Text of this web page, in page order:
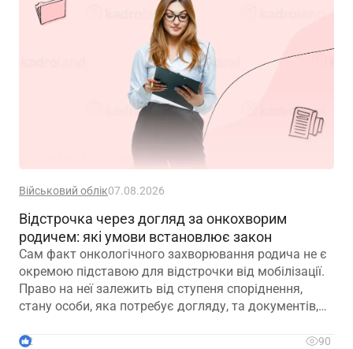
Військовий облік07.08.2026
Відстрочка через догляд за онкохворим
родичем: які умови встановлює закон
Сам факт онкологічного захворювання родича не є
окремою підставою для відстрочки від мобілізації.
Право на неї залежить від ступеня споріднення,
стану особи, яка потребує догляду, та документів,
2
90